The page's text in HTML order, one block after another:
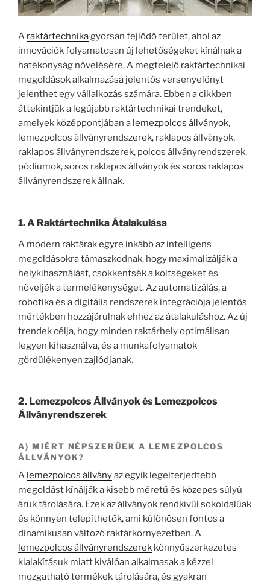
A raktártechnikagyorsan fejlődő terület, ahol az
innovációk folyamatosan új lehetőségeket kínálnak a
hatékonyság növelésére. A megfelelő raktártechnikai
megoldások alkalmazása jelentős versenyelőnyt
jelenthet egy vállalkozás számára. Ebben a cikkben
áttekintjük a legújabb raktártechnikai trendeket,
amelyek középpontjában a lemezpolcos állványok,
lemezpolcos állványrendszerek, raklapos állványok,
raklapos állványrendszerek, polcos állványrendszerek,
pódiumok, soros raklapos állványok és soros raklapos
állványrendszerek állnak.
1. A Raktártechnika Átalakulása
A modern raktárak egyre inkább az intelligens
megoldásokra támaszkodnak, hogy maximalizálják a
helykihasználást, csökkentsék a költségeket és
növeljék a termelékenységet. Az automatizálás, a
robotika és a digitális rendszerek integrációja jelentős
mértékben hozzájárulnak ehhez az átalakuláshoz. Az új
trendek célja, hogy minden raktárhely optimálisan
legyen kihasználva, és a munkafolyamatok
gördülékenyen zajlódjanak.
2. Lemezpolcos Állványok és Lemezpolcos
Állványrendszerek
A) MIÉRT NÉPSZERŰEK A LEMEZPOLCOS
ÁLLVÁNYOK?
A lemezpolcos állványaz egyik legelterjedtebb
megoldást kínálják a kisebb méretű és közepes súlyú
áruk tárolására. Ezek az állványok rendkívül sokoldalúak
és könnyen telepíthetők, ami különösen fontos a
dinamikusan változó raktárkörnyezetben. A
lemezpolcos állványrendszerek könnyűszerkezetes
kialakításuk miatt kiválóan alkalmasak a kézzel
mozgatható termékek tárolására, és gyakran